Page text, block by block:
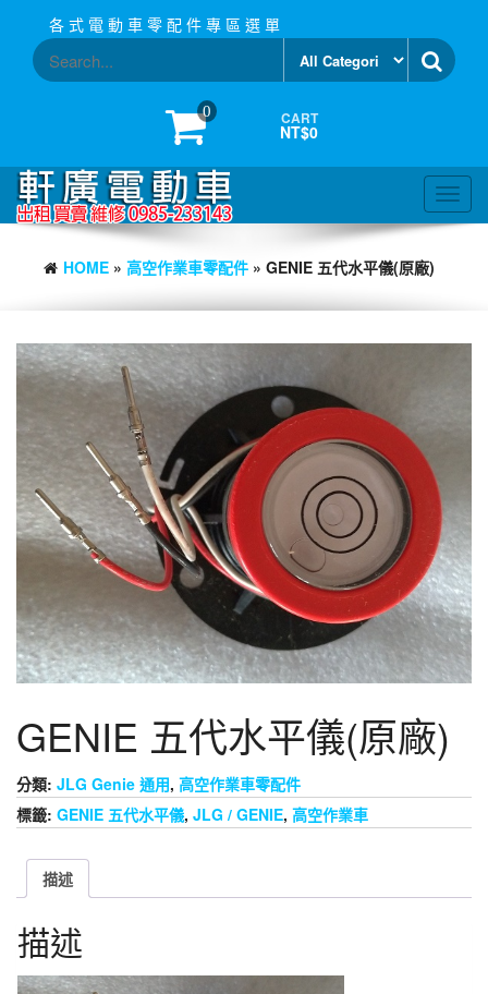
content
各 式 電 動 車 零 配 件 專 區 選 單
0 CART
NT$0
HOME » 高空作業車零配件 » GENIE 五代水平儀(原廠)
GENIE 五代水平儀(原廠)
分類: JLG Genie 通用, 高空作業車零配件
標籤: GENIE 五代水平儀, JLG / GENIE, 高空作業車
描述
描述